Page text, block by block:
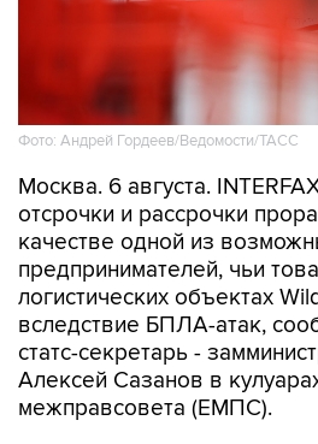
Фото: Андрей Гордеев/Ведомости/ТАСС
Москва. 6 августа.
отсрочки и рассрочки
качестве одной из
предпринимателей, чьи
логистических объектах
вследствие БПЛА-атак,
статс-секретарь -
Алексей Сазанов в
межправсовета (ЕМПС).